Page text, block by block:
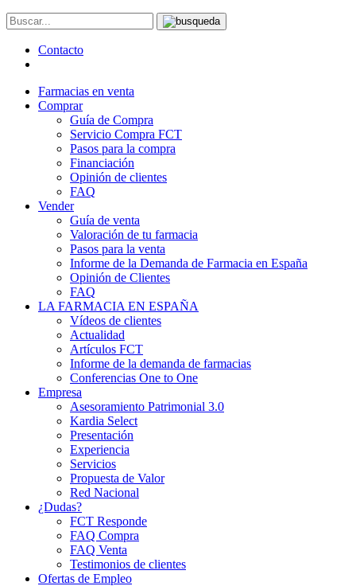
Contacto
Farmacias en venta
Comprar
Guía de Compra
Servicio Compra FCT
Pasos para la compra
Financiación
Opinión de clientes
FAQ
Vender
Guía de venta
Valoración de tu farmacia
Pasos para la venta
Informe de la Demanda de Farmacia en España
Opinión de Clientes
FAQ
LA FARMACIA EN ESPAÑA
Vídeos de clientes
Actualidad
Artículos FCT
Informe de la demanda de farmacias
Conferencias One to One
Empresa
Asesoramiento Patrimonial 3.0
Kardia Select
Presentación
Experiencia
Servicios
Propuesta de Valor
Red Nacional
¿Dudas?
FCT Responde
FAQ Compra
FAQ Venta
Testimonios de clientes
Ofertas de Empleo